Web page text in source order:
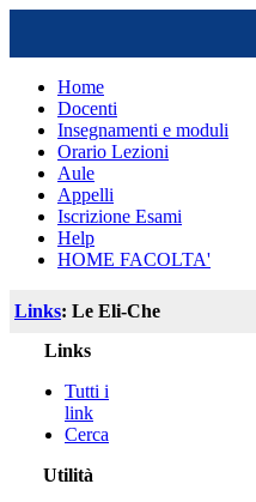
Home
Docenti
Insegnamenti e moduli
Orario Lezioni
Aule
Appelli
Iscrizione Esami
Help
HOME FACOLTA'
Links: Le Eli-Che
Links
Tutti i
link
Cerca
Utilità